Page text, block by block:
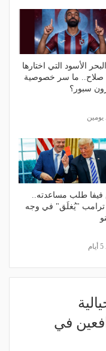
الأسود التي اختارها
صلاح.. ما سر خصوصية
سبور؟
يومين
طلب مساعدته..
ترامب "يُغلَق" في وجه
أغلى 10 مدافعين في